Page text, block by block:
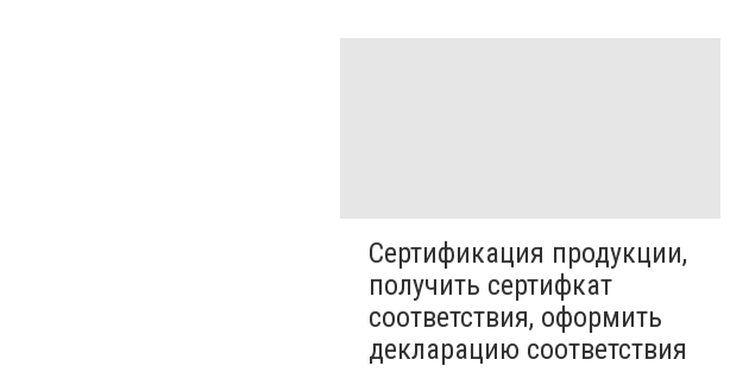
Сертификация продукции,
получить сертифкат
соответствия, оформить
декларацию соответствия